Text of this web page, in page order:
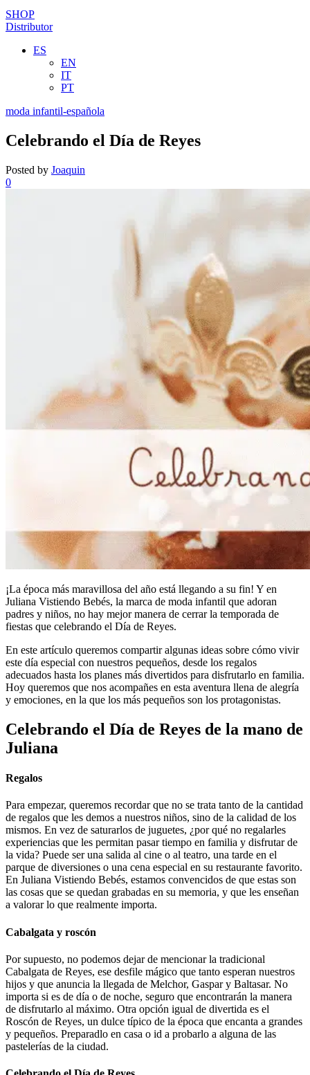
SHOP
Distributor
ES
EN
IT
PT
moda infantil-española
Celebrando el Día de Reyes
Posted by Joaquin
0
¡La época más maravillosa del año está llegando a su fin! Y en
Juliana Vistiendo Bebés, la marca de moda infantil que adoran
padres y niños, no hay mejor manera de cerrar la temporada de
fiestas que celebrando el Día de Reyes.
En este artículo queremos compartir algunas ideas sobre cómo vivir
este día especial con nuestros pequeños, desde los regalos
adecuados hasta los planes más divertidos para disfrutarlo en familia.
Hoy queremos que nos acompañes en esta aventura llena de alegría
y emociones, en la que los más pequeños son los protagonistas.
Celebrando el Día de Reyes de la mano de
Juliana
Regalos
Para empezar, queremos recordar que no se trata tanto de la cantidad
de regalos que les demos a nuestros niños, sino de la calidad de los
mismos. En vez de saturarlos de juguetes, ¿por qué no regalarles
experiencias que les permitan pasar tiempo en familia y disfrutar de
la vida? Puede ser una salida al cine o al teatro, una tarde en el
parque de diversiones o una cena especial en su restaurante favorito.
En Juliana Vistiendo Bebés, estamos convencidos de que estas son
las cosas que se quedan grabadas en su memoria, y que les enseñan
a valorar lo que realmente importa.
Cabalgata y roscón
Por supuesto, no podemos dejar de mencionar la tradicional
Cabalgata de Reyes, ese desfile mágico que tanto esperan nuestros
hijos y que anuncia la llegada de Melchor, Gaspar y Baltasar. No
importa si es de día o de noche, seguro que encontrarán la manera
de disfrutarlo al máximo. Otra opción igual de divertida es el
Roscón de Reyes, un dulce típico de la época que encanta a grandes
y pequeños. Preparadlo en casa o id a probarlo a alguna de las
pastelerías de la ciudad.